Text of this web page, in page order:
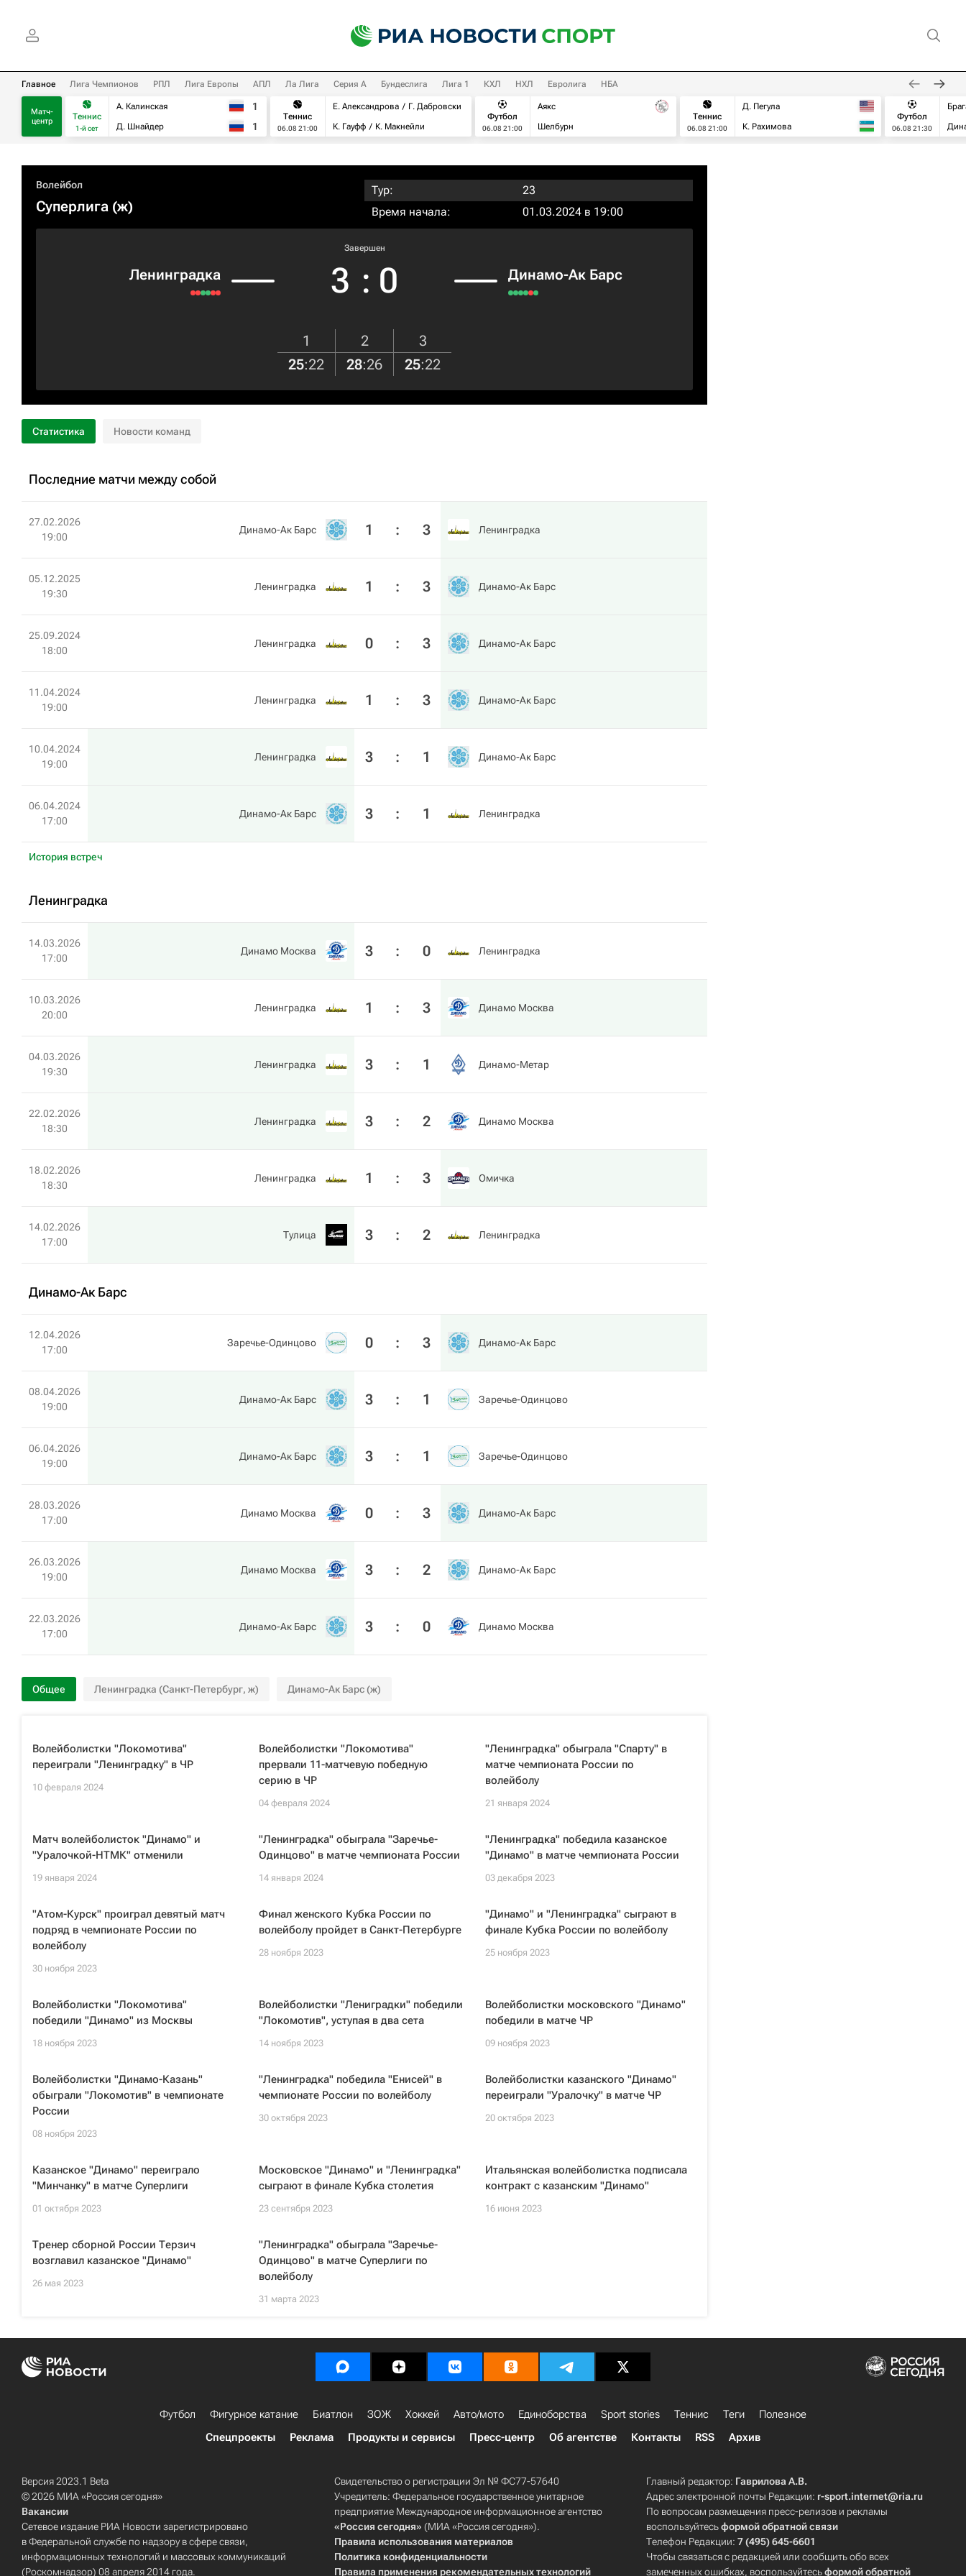
Главное Лига Чемпионов РПЛ Лига Европы АПЛ Ла Лига Серия А Бундеслига Лига 1 КХЛ НХЛ Евролига НБА
Матч-
центр
Теннис
1-й сет
А. Калинская
Д. Шнайдер
1
1
Теннис
06.08 21:00
Е. Александрова
Г. Дабровски
К. Гауфф
К. Макнейли
Футбол
06.08 21:00
Аякс
Шелбурн
Теннис
06.08 21:00
Д. Пегула
К. Рахимова
Футбол
06.08 21:30
Волейбол
Суперлига (ж)
Тур:
23
Время начала:
01.03.2024 в 19:00
Ленинградка
Завершен
3 : 0 Динамо-Ак Барс
1 2
3
25:22 28:26 25:22
Статистика Новости команд
Последние матчи между собой
27.02.2026
19:00
Динамо-Ак Барс 1 : 3 Ленинградка
05.12.2025
19:30
Ленинградка 1 : 3 Динамо-Ак Барс
25.09.2024
18:00
Ленинградка 0 : 3 Динамо-Ак Барс
11.04.2024
19:00
Ленинградка 1 : 3 Динамо-Ак Барс
10.04.2024
19:00
Ленинградка 3 : 1 Динамо-Ак Барс
06.04.2024
17:00
Динамо-Ак Барс 3 : 1 Ленинградка
История встреч
Ленинградка
14.03.2026
17:00
Динамо Москва 3 : 0 Ленинградка
10.03.2026
20:00
Ленинградка 1 : 3 Динамо Москва
04.03.2026
19:30
Ленинградка 3 : 1 Динамо-Метар
22.02.2026
18:30
Ленинградка 3 : 2 Динамо Москва
18.02.2026
18:30
Ленинградка 1 : 3 Омичка
14.02.2026
17:00
Тулица 3 : 2 Ленинградка
Динамо-Ак Барс
12.04.2026
17:00
Заречье-Одинцово 0 : 3 Динамо-Ак Барс
08.04.2026
19:00
Динамо-Ак Барс 3 : 1 Заречье-Одинцово
06.04.2026
19:00
Динамо-Ак Барс 3 : 1 Заречье-Одинцово
28.03.2026
17:00
Динамо Москва 0 : 3 Динамо-Ак Барс
26.03.2026
19:00
Динамо Москва 3 : 2 Динамо-Ак Барс
22.03.2026
17:00
Динамо-Ак Барс 3 : 0 Динамо Москва
Общее Ленинградка (Санкт-Петербург, ж) Динамо-Ак Барс (ж)
Волейболистки "Локомотива"
переиграли "Ленинградку" в ЧР
10 февраля 2024
Волейболистки "Локомотива"
прервали 11-матчевую победную
серию в ЧР
04 февраля 2024
"Ленинградка" обыграла "Спарту" в
матче чемпионата России по
волейболу
21 января 2024
Матч волейболисток "Динамо" и
"Уралочкой-НТМК" отменили
19 января 2024
"Ленинградка" обыграла "Заречье-
Одинцово" в матче чемпионата России
14 января 2024
"Ленинградка" победила казанское
"Динамо" в матче чемпионата России
03 декабря 2023
"Атом-Курск" проиграл девятый матч
подряд в чемпионате России по
волейболу
30 ноября 2023
Финал женского Кубка России по
волейболу пройдет в Санкт-Петербурге
28 ноября 2023
"Динамо" и "Ленинградка" сыграют в
финале Кубка России по волейболу
25 ноября 2023
Волейболистки "Локомотива"
победили "Динамо" из Москвы
18 ноября 2023
Волейболистки "Лениградки" победили
"Локомотив", уступая в два сета
14 ноября 2023
Волейболистки московского "Динамо"
победили в матче ЧР
09 ноября 2023
Волейболистки "Динамо-Казань"
обыграли "Локомотив" в чемпионате
России
08 ноября 2023
"Ленинградка" победила "Енисей" в
чемпионате России по волейболу
30 октября 2023
Волейболистки казанского "Динамо"
переиграли "Уралочку" в матче ЧР
20 октября 2023
Казанское "Динамо" переиграло
"Минчанку" в матче Суперлиги
01 октября 2023
Московское "Динамо" и "Ленинградка"
сыграют в финале Кубка столетия
23 сентября 2023
Итальянская волейболистка подписала
контракт с казанским "Динамо"
16 июня 2023
Тренер сборной России Терзич
возглавил казанское "Динамо"
26 мая 2023
"Ленинградка" обыграла "Заречье-
Одинцово" в матче Суперлиги по
волейболу
31 марта 2023
Футбол Фигурное катание Биатлон ЗОЖ Хоккей Авто/мото Единоборства Sport stories Теннис Теги
Полезное
Спецпроекты
Реклама Продукты и сервисы Пресс-центр Об агентстве Контакты RSS Архив
Версия 2023.1 Beta
© 2026 МИА «Россия сегодня»
Вакансии
Сетевое издание РИА Новости зарегистрировано
в Федеральной службе по надзору в сфере связи,
информационных технологий и массовых коммуникаций
(Роскомнадзор) 08 апреля 2014 года.
Свидетельство о регистрации Эл № ФС77-57640
Учредитель: Федеральное государственное унитарное
предприятие Международное информационное агентство
«Россия сегодня» (МИА «Россия сегодня»).
Правила использования материалов
Политика конфиденциальности
Правила применения рекомендательных технологий
Главный редактор: Гаврилова А.В.
Адрес электронной почты Редакции: r-sport.internet@ria.ru
По вопросам размещения пресс-релизов и рекламы
воспользуйтесьформой обратной связи
Телефон Редакции:7 (495) 645-6601
Чтобы связаться с редакцией или сообщить обо всех
замеченных ошибках, воспользуйтесьформой обратной